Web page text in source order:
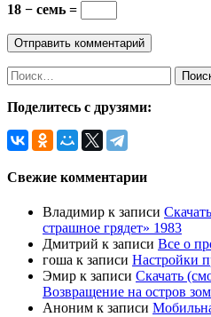
18 − семь =
Найти:
Поделитесь с друзями:
Свежие комментарии
Владимир к записи
страшное грядет» 1983
Дмитрий к записи Все о
гоша к записи Настройки
Эмир к записи Скачать
Возвращение на остров
Аноним к записи